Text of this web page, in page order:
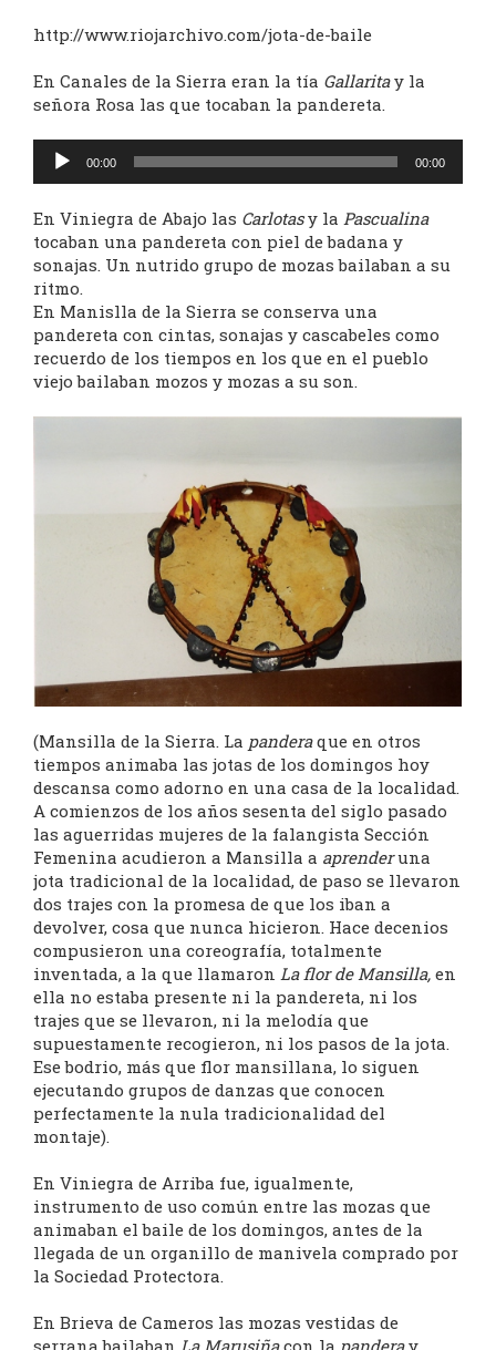
http://www.riojarchivo.com/jota-de-baile
En Canales de la Sierra eran la tía Gallaritay la
señora Rosa las que tocaban la pandereta.
Reproductor
00:00 00:00
En Viniegra de Abajo las Carlotasy la Pascualina
tocaban una pandereta con piel de badana y
sonajas. Un nutrido grupo de mozas bailaban a su
ritmo.
En Manislla de la Sierra se conserva una
pandereta con cintas, sonajas y cascabeles como
recuerdo de los tiempos en los que en el pueblo
viejo bailaban mozos y mozas a su son.
(Mansilla de la Sierra. La panderaque en otros
tiempos animaba las jotas de los domingos hoy
descansa como adorno en una casa de la localidad.
A comienzos de los años sesenta del siglo pasado
las aguerridas mujeres de la falangista Sección
Femenina acudieron a Mansilla a aprenderuna
jota tradicional de la localidad, de paso se llevaron
dos trajes con la promesa de que los iban a
devolver, cosa que nunca hicieron. Hace decenios
compusieron una coreografía, totalmente
inventada, a la que llamaron La flor de Mansilla, en
ella no estaba presente ni la pandereta, ni los
trajes que se llevaron, ni la melodía que
supuestamente recogieron, ni los pasos de la jota.
Ese bodrio, más que flor mansillana, lo siguen
ejecutando grupos de danzas que conocen
perfectamente la nula tradicionalidad del
montaje).
En Viniegra de Arriba fue, igualmente,
instrumento de uso común entre las mozas que
animaban el baile de los domingos, antes de la
llegada de un organillo de manivela comprado por
la Sociedad Protectora.
En Brieva de Cameros las mozas vestidas de
serrana bailaban La Marusiñacon la panderay